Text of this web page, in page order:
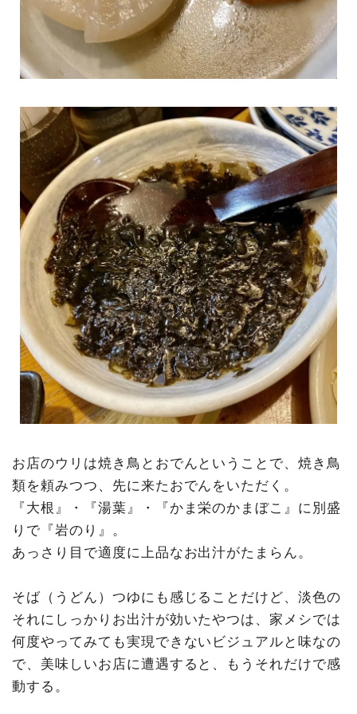
お店のウリは焼き鳥とおでんということで、焼き鳥
類を頼みつつ、先に来たおでんをいただく。
『大根』・『湯葉』・『かま栄のかまぼこ』に別盛
りで『岩のり』。
あっさり目で適度に上品なお出汁がたまらん。
そば（うどん）つゆにも感じることだけど、淡色の
それにしっかりお出汁が効いたやつは、家メシでは
何度やってみても実現できないビジュアルと味なの
で、美味しいお店に遭遇すると、もうそれだけで感
動する。